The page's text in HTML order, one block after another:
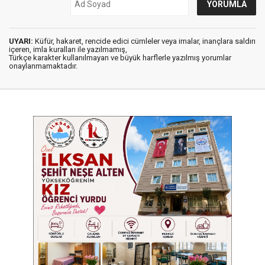
UYARI: Küfür, hakaret, rencide edici cümleler veya imalar, inançlara saldırı
içeren, imla kuralları ile yazılmamış,
Türkçe karakter kullanılmayan ve büyük harflerle yazılmış yorumlar
onaylanmamaktadır.